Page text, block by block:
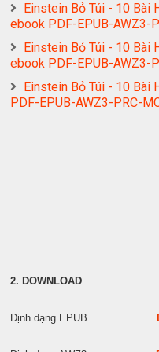
Einstein Bỏ Túi - 10 Bài
ebook PDF-EPUB-AWZ3-
Einstein Bỏ Túi - 10 Bài
ebook PDF-EPUB-AWZ3-
Einstein Bỏ Túi - 10 Bài
PDF-EPUB-AWZ3-PRC-
2. DOWNLOAD
Định dạng EPUB